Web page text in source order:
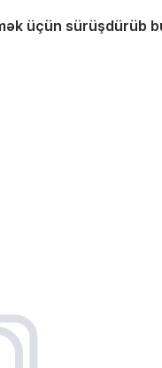
üçün sürüşdürüb